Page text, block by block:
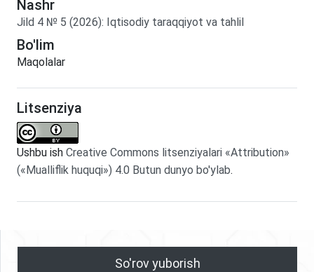
Nashr
Jild 4 № 5 (2026): Iqtisodiy taraqqiyot va tahlil
Bo'lim
Maqolalar
Litsenziya
Ushbu ish Creative Commons litsenziyalari «Attribution»
(«Mualliflik huquqi») 4.0 Butun dunyo bo'ylab.
So'rov yuborish